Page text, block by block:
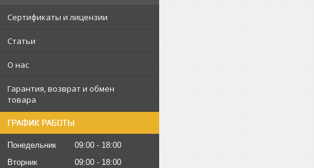
Сертификаты и лицензии
Статьи
О нас
Гарантия, возврат и обмен
товара
ГРАФИК РАБОТЫ
Понедельник 09:00
18:00
Вторник
09:00
18:00